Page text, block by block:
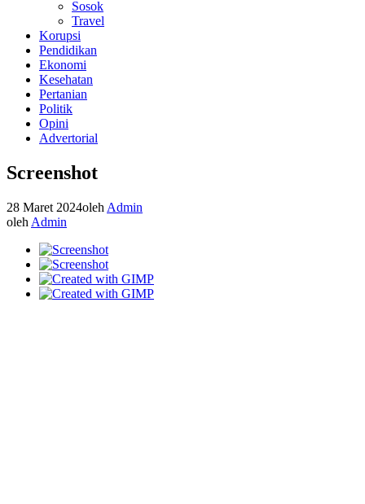
Sosok
Travel
Korupsi
Pendidikan
Ekonomi
Kesehatan
Pertanian
Politik
Opini
Advertorial
Screenshot
28 Maret 2024oleh Admin
oleh Admin